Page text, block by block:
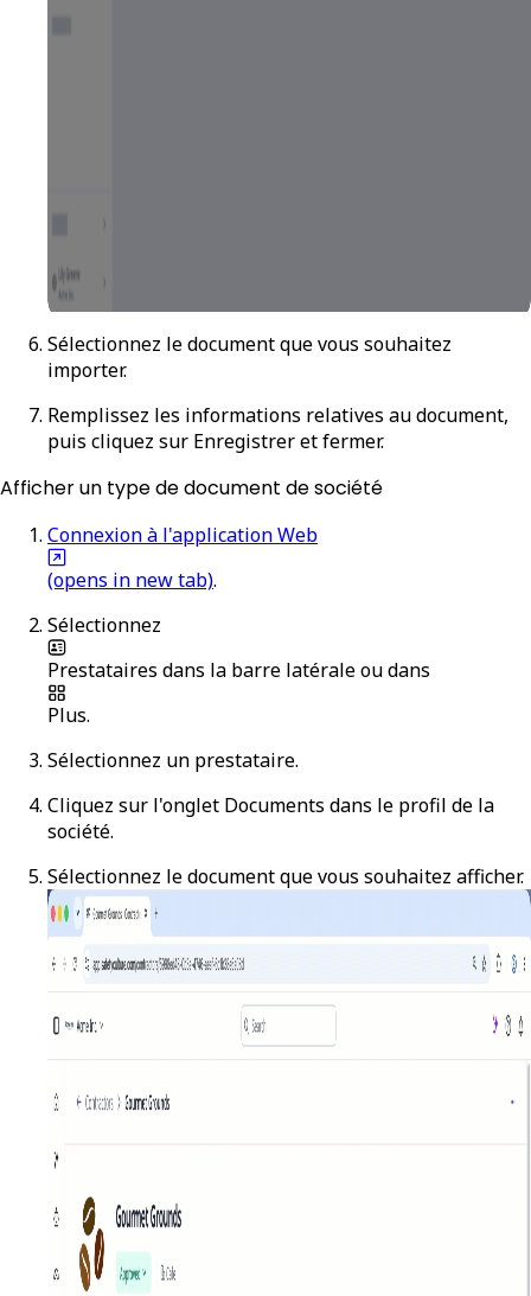
Sélectionnez le document que vous souhaitez
importer.
Remplissez les informations relatives au document,
puis cliquez sur Enregistrer et fermer.
Afficher un type de document de société
Connexion à l'application Web
(opens in new tab).
Sélectionnez
Prestataires dans la barre latérale ou dans
Plus.
Sélectionnez un prestataire.
Cliquez sur l'onglet Documents dans le profil de la
société.
Sélectionnez le document que vous souhaitez afficher.